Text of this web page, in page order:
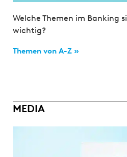
Welche Themen im Banking
wichtig?
Themen von A-Z »
MEDIA